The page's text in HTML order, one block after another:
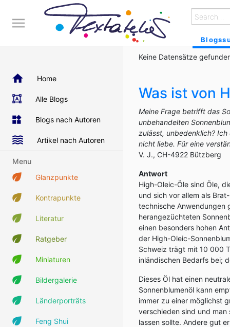
Home
Alle Blogs
Blogs nach Autoren
Artikel nach Autoren
Menu
Glanzpunkte
Kontrapunkte
Literatur
Ratgeber
Miniaturen
Bildergalerie
Länderporträts
Feng Shui
Keine Datensätze
Was ist von
Meine Frage betrifft das
unbehandelten
zulässt, unbedenklich?
nicht liebe. Für eine
V. J., CH-4922 Bützberg
Antwort
High-Oleic-Öle sind Öle,
und sich vor allem als
technische Anwendungen
herangezüchteten
einen besonders hohen
der High-Oleic-
Schweiz trägt mit 10 000
inländischen Bedarfs bei;
Dieses Öl hat einen
Sonnenblumenöl kann
immer zu einer möglichst
verschieden sind und man
lassen sollte. Andere gut